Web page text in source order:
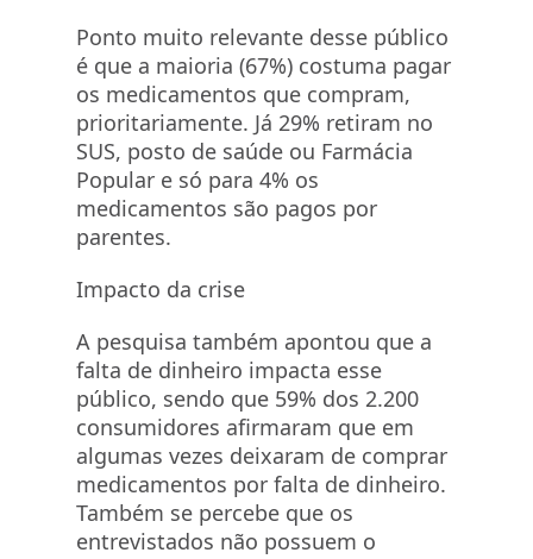
Ponto muito relevante desse público
é que a maioria (67%) costuma pagar
os medicamentos que compram,
prioritariamente. Já 29% retiram no
SUS, posto de saúde ou Farmácia
Popular e só para 4% os
medicamentos são pagos por
parentes.
Impacto da crise
A pesquisa também apontou que a
falta de dinheiro impacta esse
público, sendo que 59% dos 2.200
consumidores afirmaram que em
algumas vezes deixaram de comprar
medicamentos por falta de dinheiro.
Também se percebe que os
entrevistados não possuem o